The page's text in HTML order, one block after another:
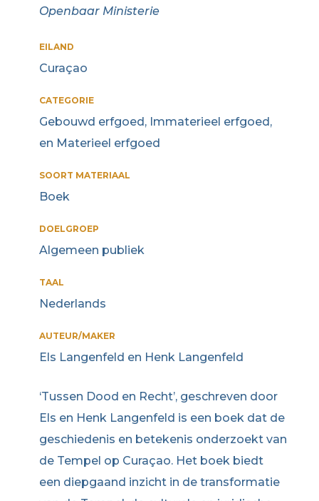
Openbaar Ministerie
EILAND
Curaçao
CATEGORIE
Gebouwd erfgoed, Immaterieel erfgoed,
en Materieel erfgoed
SOORT MATERIAAL
Boek
DOELGROEP
Algemeen publiek
TAAL
Nederlands
AUTEUR/MAKER
Els Langenfeld en Henk Langenfeld
‘Tussen Dood en Recht’, geschreven door
Els en Henk Langenfeld is een boek dat de
geschiedenis en betekenis onderzoekt van
de Tempel op Curaçao. Het boek biedt
een diepgaand inzicht in de transformatie